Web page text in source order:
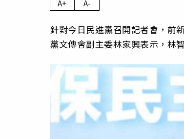
A+ A-
針對今日民進黨召開記者會，前
黨文傳會副主委林家興表示，林